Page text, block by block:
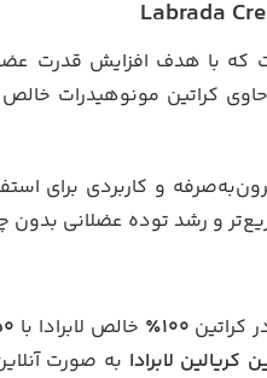
با هدف افزایش قدرت
کراتین مونوهیدرات
و کاربردی برای
و رشد توده عضلانی بدون
کراتین ۱۰۰٪ خالص لابرادا با
لابرادا به صورت